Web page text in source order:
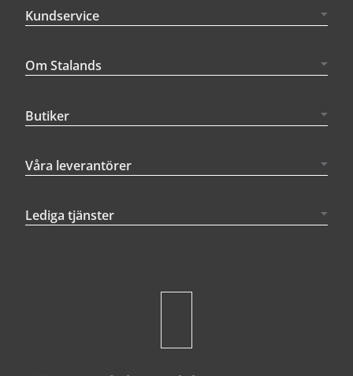
Kundservice
Om Stalands
Butiker
Våra leverantörer
Lediga tjänster